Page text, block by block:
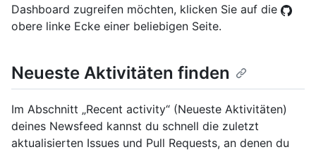
Dashboard zugreifen möchten, klicken Sie auf die
obere linke Ecke einer beliebigen Seite.
Neueste Aktivitäten finden
Im Abschnitt „Recent activity“ (Neueste Aktivitäten)
deines Newsfeed kannst du schnell die zuletzt
aktualisierten Issues und Pull Requests, an denen du